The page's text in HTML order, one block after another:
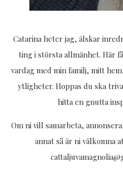
Catarina heter jag, älskar
ting i största allmänhet. Här
vardag med min familj, mitt
ytligheter. Hoppas du ska
hitta en gnutta
Om ni vill samarbeta,
annat så är ni välkomna